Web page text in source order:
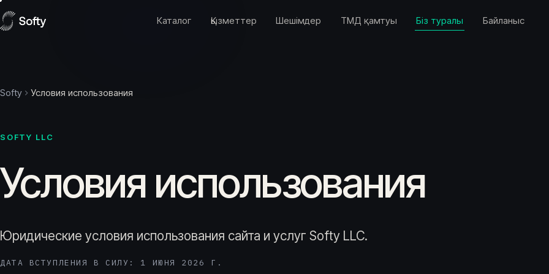
Каталог Қызметтер Шешімдер ТМД қамтуы Біз туралы Байланыс
Softy Условия использования
SOFTY LLC
Условия использования
Юридические условия использования сайта и услуг Softy LLC.
ДАТА ВСТУПЛЕНИЯ В СИЛУ: 1 ИЮНЯ 2026 Г.